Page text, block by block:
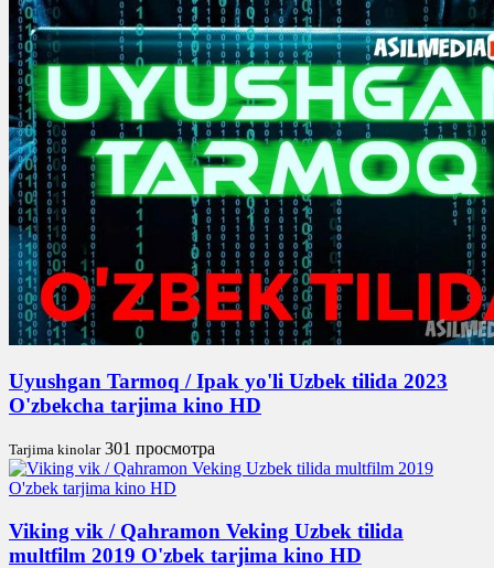
Uyushgan Tarmoq / Ipak yo'li Uzbek tilida 2023
O'zbekcha tarjima kino HD
Tarjima kinolar 301 просмотра
Viking vik / Qahramon Veking Uzbek tilida
multfilm 2019 O'zbek tarjima kino HD